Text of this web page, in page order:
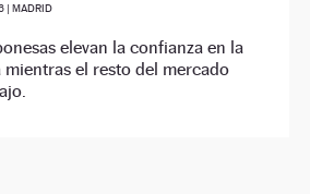
| MADRID
elevan la confianza en la
el resto del mercado